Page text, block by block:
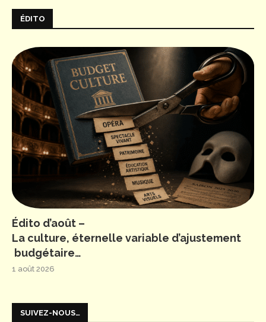
ÉDITO
Édito d’août –
La culture, éternelle variable d’ajustement
budgétaire…
1 août 2026
SUIVEZ-NOUS…